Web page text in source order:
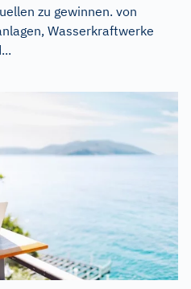
zu gewinnen. von
Wasserkraftwerke